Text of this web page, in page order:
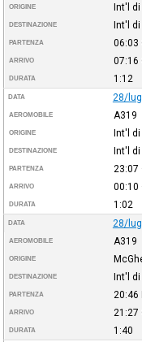
ORIGINE Int'l di
DESTINAZIONE Int'l di
PARTENZA 06:03
ARRIVO 07:16
DURATA 1:12
DATA 28/
AEROMOBILE A319
ORIGINE Int'l di
DESTINAZIONE Int'l di
PARTENZA 23:07
ARRIVO 00:10
DURATA 1:02
DATA 28/
AEROMOBILE A319
ORIGINE
DESTINAZIONE Int'l di
PARTENZA 20:46
ARRIVO 21:27
DURATA 1:40